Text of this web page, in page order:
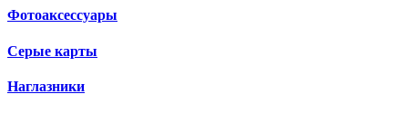
Фотоаксессуары
Серые карты
Наглазники